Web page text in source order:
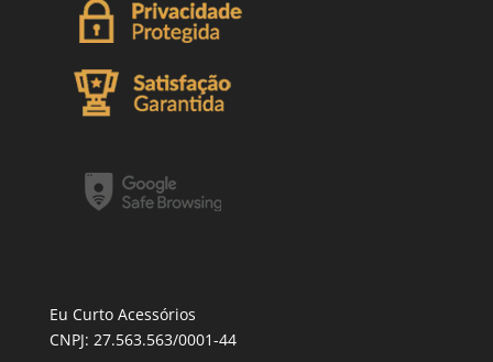
Eu Curto Acessórios
CNPJ: 27.563.563/0001-44